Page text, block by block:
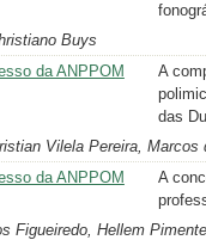
Buys
da ANPPOM
A
das
Vilela Pereira, Marcos
da ANPPOM
A
Figueiredo, Hellem